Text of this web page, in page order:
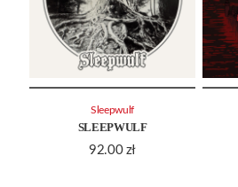
SLEEPWULF
92.00 zł
Sleepwulf